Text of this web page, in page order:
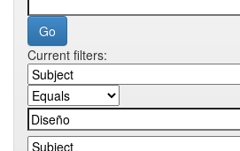
Current filters: